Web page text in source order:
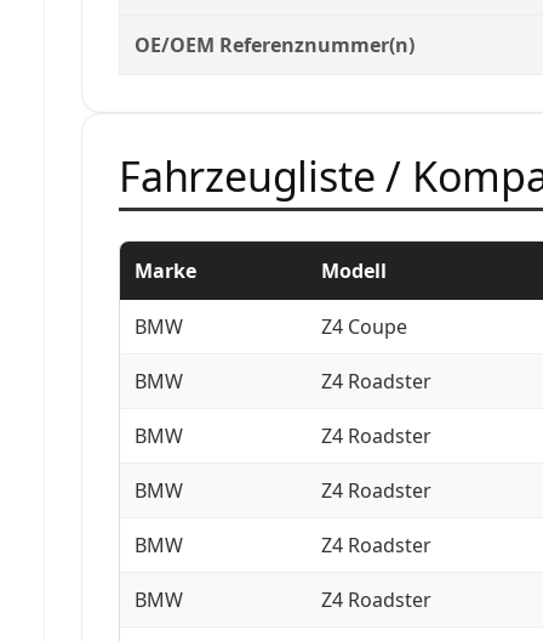
OE/OEM Referenznummer(n)
Fahrzeugliste /
Marke Modell
BMW Z4 Coupe
BMW Z4 Roadster
BMW Z4 Roadster
BMW Z4 Roadster
BMW Z4 Roadster
BMW Z4 Roadster